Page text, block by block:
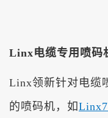
Linx电缆专用喷码
Linx领新针对电缆
的喷码机，如